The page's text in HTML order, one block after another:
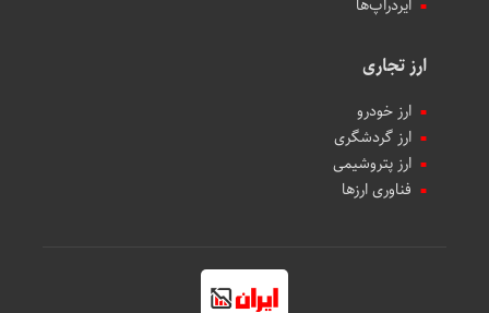
ایردراپ‌ها
ارز تجاری
ارز خودرو
ارز گردشگری
ارز پتروشیمی
فناوری ارزها